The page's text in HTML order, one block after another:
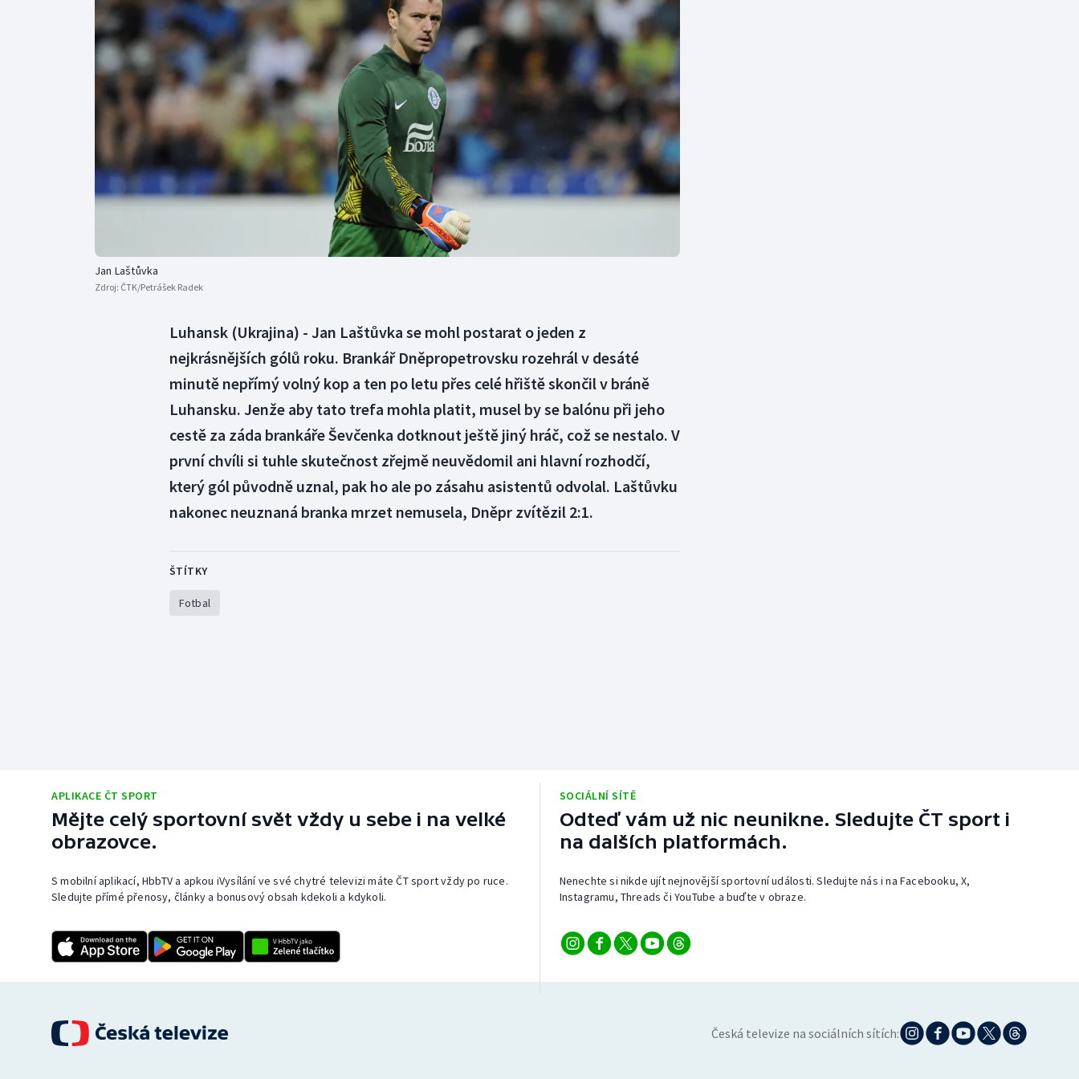
Curling
Dostihy
Florbal
Futsal
Golf
Gymnastika
Moderní pětiboj
Motorsport
Olympijské hry
Parasport
Plavání
Plážový volejbal
Triatlon
Veslování
Vodní slalom
Volejbal
Ostatní
Jan Laštůvka
Zdroj: ČTK/Petrášek Radek
Luhansk (Ukrajina) - Jan Laštůvka se mohl postarat o jeden z
nejkrásnějších gólů roku. Brankář Dněpropetrovsku rozehrál v desáté
minutě nepřímý volný kop a ten po letu přes celé hřiště skončil v bráně
Luhansku. Jenže aby tato trefa mohla platit, musel by se balónu při jeho
cestě za záda brankáře Ševčenka dotknout ještě jiný hráč, což se nestalo. V
první chvíli si tuhle skutečnost zřejmě neuvědomil ani hlavní rozhodčí,
který gól původně uznal, pak ho ale po zásahu asistentů odvolal. Laštůvku
nakonec neuznaná branka mrzet nemusela, Dněpr zvítězil 2:1.
ŠTÍTKY
Fotbal
APLIKACE ČT SPORT
Mějte celý sportovní svět vždy u sebe i na velké
obrazovce.
S mobilní aplikací, HbbTV a apkou iVysílání ve své chytré televizi máte ČT sport vždy po ruce.
Sledujte přímé přenosy, články a bonusový obsah kdekoli a kdykoli.
SOCIÁLNÍ SÍTĚ
Odteď vám už nic neunikne. Sledujte ČT sport i
na dalších platformách.
Nenechte si nikde ujít nejnovější sportovní události. Sledujte nás i na Facebooku, X,
Instagramu, Threads či YouTube a buďte v obraze.
Česká televize na sociálních sítích: